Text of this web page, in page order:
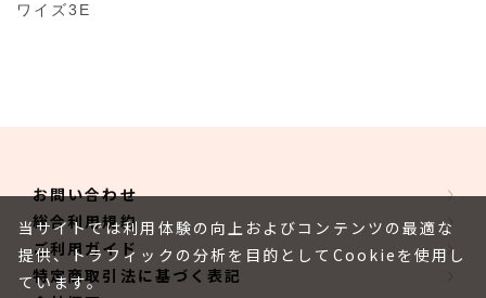
ワイズ3E
お問い合わせ
総合利用規約
ご利用ガイド
特定商取引法に基づく表記
当サイトでは利用体験の向上およびコンテンツの最適な
提供、トラフィックの分析を目的としてCookieを使用し
ています。